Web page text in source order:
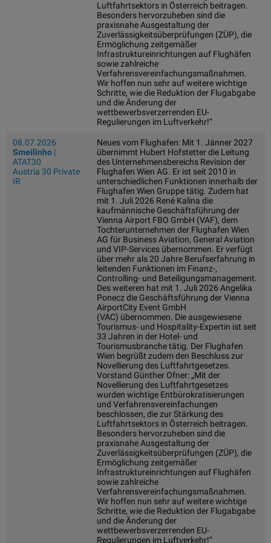
Luftfahrtsektors in Österreich beitragen.
Besonders hervorzuheben sind die
praxisnahe Ausgestaltung der
Zuverlässigkeitsüberprüfungen (ZÜP), die
Ermöglichung zeitgemäßer
Infrastruktureinrichtungen auf Flughäfen
sowie zahlreiche
Verfahrensvereinfachungsmaßnahmen.
Wir hoffen nun sehr auf weitere wichtige
Schritte, wie die Reduktion der Flugabgabe
und die Änderung der
wettbewerbsverzerrenden EU-
Regulierungen im Luftverkehr!“
08.07.2026
Smeilinho |
ATAT30
Austria 30 Private
IR
Neues vom Flughafen: Mit 1. Jänner 2027
übernimmt Hubert Hofstetter die Leitung
des Unternehmensbereichs Revision der
Flughafen Wien AG. Er ist seit 2010 in
unterschiedlichen Funktionen innerhalb der
Flughafen Wien Gruppe tätig. Zudem hat
mit 1. Juli 2026 René Kalina die
kaufmännische Geschäftsführung der
Vienna Airport FBO GmbH (VAF), dem
Tochterunternehmen der Flughafen Wien
AG für Business Aviation, General Aviation
und VIP-Services übernommen. Er verfügt
über mehr als 20 Jahre Berufserfahrung in
leitenden Funktionen im Finanz-,
Controlling- und Beteiligungsmanagement.
Des weiteren hat mit 1. Juli 2026 Angelika
Ponecz die Geschäftsführung der Vienna
AirportCity Event GmbH
(VAC) übernommen. Die ausgewiesene
Tourismus- und Hospitality-Expertin ist seit
33 Jahren in der Hotel- und
Tourismusbranche tätig. Der Flughafen
Wien begrüßt zudem den Beschluss zur
Novellierung des Luftfahrtgesetzes.
Vorstand Günther Ofner: „Mit der
Novellierung des Luftfahrtgesetzes
wurden wichtige Entbürokratisierungen
und Verfahrensvereinfachungen
beschlossen, die zur Stärkung des
Luftfahrtsektors in Österreich beitragen.
Besonders hervorzuheben sind die
praxisnahe Ausgestaltung der
Zuverlässigkeitsüberprüfungen (ZÜP), die
Ermöglichung zeitgemäßer
Infrastruktureinrichtungen auf Flughäfen
sowie zahlreiche
Verfahrensvereinfachungsmaßnahmen.
Wir hoffen nun sehr auf weitere wichtige
Schritte, wie die Reduktion der Flugabgabe
und die Änderung der
wettbewerbsverzerrenden EU-
Regulierungen im Luftverkehr!“